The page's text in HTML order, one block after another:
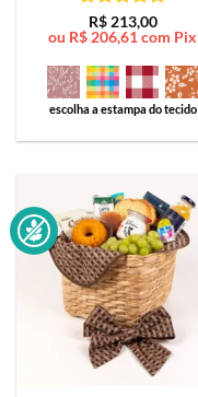
Avaliação5
de 5
R$213,00
ou R$ 206,61 com Pix
escolha a estampa do tecido